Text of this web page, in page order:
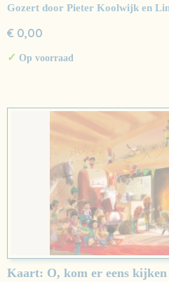
Gozert door Pieter Koolwijk en
€ 0,00
✓ Op voorraad
Kaart: O, kom er eens kijken